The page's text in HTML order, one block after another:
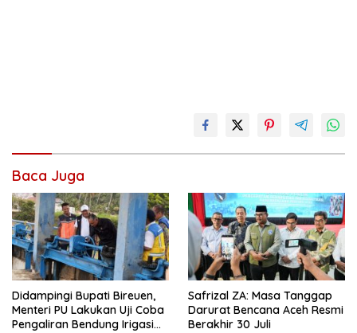
Baca Juga
Didampingi Bupati Bireuen,
Menteri PU Lakukan Uji Coba
Pengaliran Bendung Irigasi
Safrizal ZA: Masa Tanggap
Darurat Bencana Aceh Resmi
Berakhir 30 Juli